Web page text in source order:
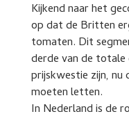
Kijkend naar het
op dat de Britten
tomaten. Dit
derde van de totale
prijskwestie zijn,
moeten letten.
In Nederland is de